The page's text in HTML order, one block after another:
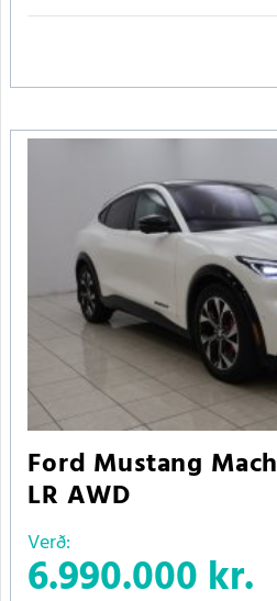
Ford Mustang
LR AWD
Verð:
6.990.000 kr.